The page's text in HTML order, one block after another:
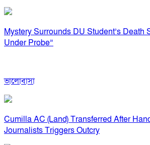
Mystery Surrounds DU Student’s Death
Under Probe”
ভালোবাসা
Cumilla AC (Land) Transferred After
Journalists Triggers Outcry